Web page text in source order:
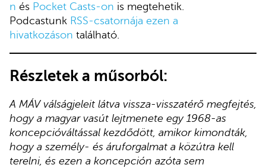
n és Pocket Casts-on is megtehetik.
Podcastunk RSS-csatornája ezen a
hivatkozáson található.
Részletek a műsorból:
A MÁV válságjeleit látva vissza-visszatérő megfejtés,
hogy a magyar vasút lejtmenete egy 1968-as
koncepcióváltással kezdődött, amikor kimondták,
hogy a személy- és áruforgalmat a közútra kell
terelni, és ezen a koncepción azóta sem